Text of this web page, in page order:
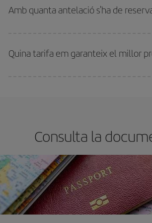
bitllets d'avió, més barats et sortiran. A més, si
Amb quanta antelació s'ha de
motiu, comprar amb antelació és
fonamental
Quina tarifa em garanteix el millor
Consulta la